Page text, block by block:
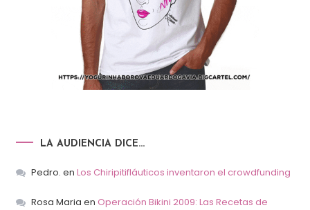
LA AUDIENCIA DICE…
Pedro. en Los Chiripitifláuticos inventaron el crowdfunding
Rosa Maria en Operación Bikini 2009: Las Recetas de